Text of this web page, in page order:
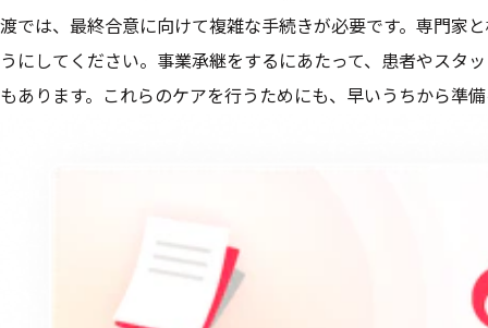
渡では、最終合意に向けて複雑な手続きが必要です。専門家
うにしてください。事業承継をするにあたって、患者やスタ
もあります。これらのケアを行うためにも、早いうちから準